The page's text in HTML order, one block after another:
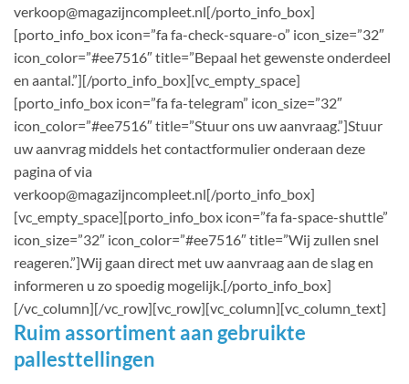
verkoop@magazijncompleet.nl[/porto_info_box]
[porto_info_box icon=”fa fa-check-square-o” icon_size=”32″
icon_color=”#ee7516″ title=”Bepaal het gewenste onderdeel
en aantal.”][/porto_info_box][vc_empty_space]
[porto_info_box icon=”fa fa-telegram” icon_size=”32″
icon_color=”#ee7516″ title=”Stuur ons uw aanvraag.”]Stuur
uw aanvrag middels het contactformulier onderaan deze
pagina of via
verkoop@magazijncompleet.nl[/porto_info_box]
[vc_empty_space][porto_info_box icon=”fa fa-space-shuttle”
icon_size=”32″ icon_color=”#ee7516″ title=”Wij zullen snel
reageren.”]Wij gaan direct met uw aanvraag aan de slag en
informeren u zo spoedig mogelijk.[/porto_info_box]
[/vc_column][/vc_row][vc_row][vc_column][vc_column_text]
Ruim assortiment aan gebruikte
pallesttellingen